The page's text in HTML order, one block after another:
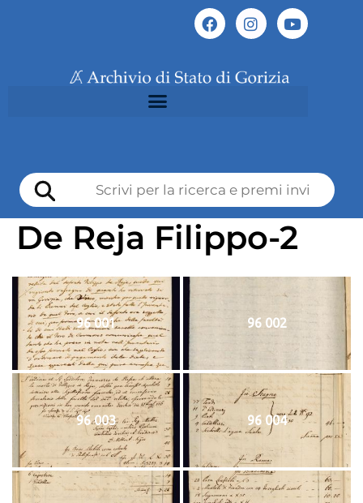
De Reja Filippo-2
96 001 96 002
96 003 96 004